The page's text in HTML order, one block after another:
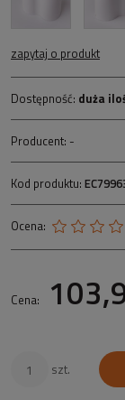
zapytaj o produkt
Dostępność: duża
Producent: -
Kod produktu:
Ocena:
Cena:
szt.